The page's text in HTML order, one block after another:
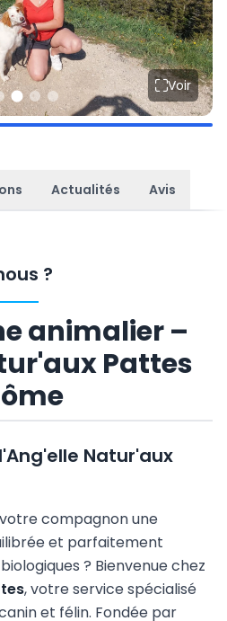
Voir
Actualités Avis
?
animalier –
Pattes
Natur'aux
compagnon une
et parfaitement
? Bienvenue chez
, votre service spécialisé
et félin. Fondée par